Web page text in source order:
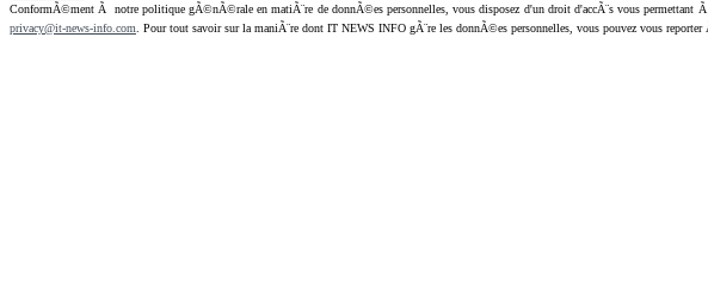
ConformÃ©ment Ã notre politique gÃ©nÃ©rale en matiÃ¨re de donnÃ©es personnelles, vous disposez d'un droit d'accÃ¨s vous permettant
privacy@it-news-info.com . Pour tout savoir sur la maniÃ¨re dont IT NEWS INFO gÃ¨re les donnÃ©es personnelles, vous pouvez vous